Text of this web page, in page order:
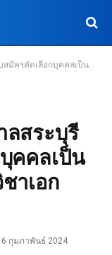
อัตราจ้างชั่วคราว วิชาเอกภาษาอังกฤษ
ลสระบุรี
คคลเป็น
าเอก
6 กุมภาพันธ์ 2024